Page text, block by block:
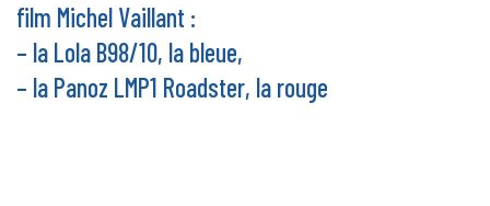
film Michel Vaillant :
– la Lola B98/10, la bleue,
– la Panoz LMP1 Roadster, la rouge